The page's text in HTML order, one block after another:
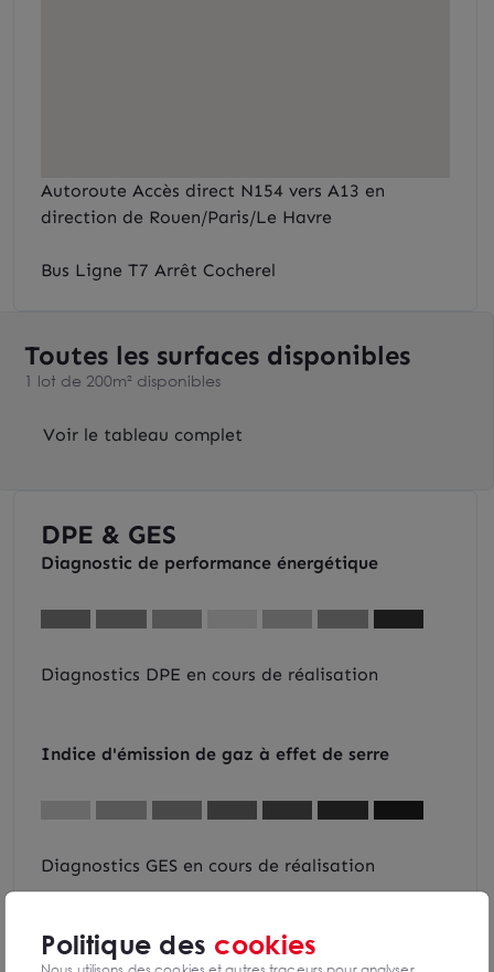
Autoroute Accès direct N154 vers A13 en
direction de Rouen/Paris/Le Havre
Bus Ligne T7 Arrêt Cocherel
Toutes les surfaces disponibles
1 lot de 200m² disponibles
Voir le tableau complet
DPE & GES
Diagnostic de performance énergétique
Diagnostics DPE en cours de réalisation
Indice d'émission de gaz à effet de serre
Diagnostics GES en cours de réalisation
Politique des cookies